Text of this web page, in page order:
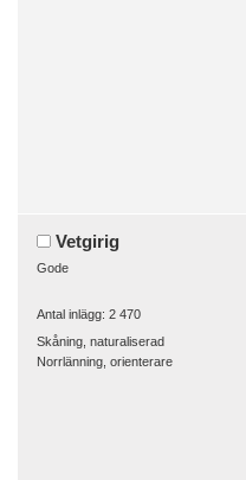
Vetgirig
Gode
Antal inlägg: 2 470
Skåning, naturaliserad
Norrlänning, orienterare